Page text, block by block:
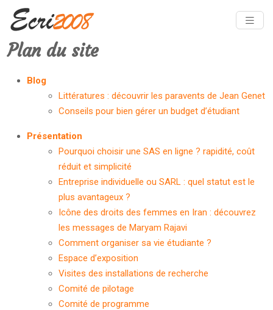
Plan du site
Blog
Littératures : découvrir les paravents de Jean Genet
Conseils pour bien gérer un budget d’étudiant
Présentation
Pourquoi choisir une SAS en ligne ? rapidité, coût
réduit et simplicité
Entreprise individuelle ou SARL : quel statut est le
plus avantageux ?
Icône des droits des femmes en Iran : découvrez
les messages de Maryam Rajavi
Comment organiser sa vie étudiante ?
Espace d’exposition
Visites des installations de recherche
Comité de pilotage
Comité de programme